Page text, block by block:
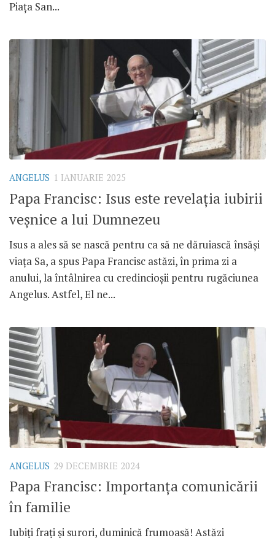
Piața San...
ANGELUS 1 IANUARIE 2025
Papa Francisc: Isus este revelația iubirii
veșnice a lui Dumnezeu
Isus a ales să se nască pentru ca să ne dăruiască însăși
viața Sa, a spus Papa Francisc astăzi, în prima zi a
anului, la întâlnirea cu credincioșii pentru rugăciunea
Angelus. Astfel, El ne...
ANGELUS 29 DECEMBRIE 2024
Papa Francisc: Importanța comunicării
în familie
Iubiți frați și surori, duminică frumoasă! Astăzi